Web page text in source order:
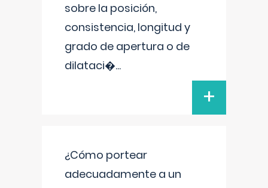
sobre la posición,
consistencia, longitud y
grado de apertura o de
dilataci�...
+
¿Cómo portear
adecuadamente a un